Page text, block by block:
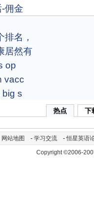
佣金
名，
居然有
op
vacc
big s
热点 下
网站地图 - 学习交流 -恒星英语
Copyright ©2006-